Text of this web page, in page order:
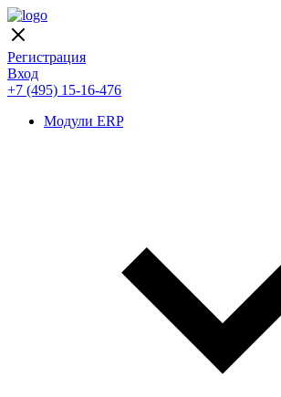
Регистрация
Вход
+7 (495) 15-16-476
Модули ERP